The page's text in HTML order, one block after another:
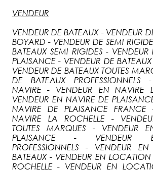
VENDEUR
VENDEUR DE BATEAUX - VENDEUR
BOYARD - VENDEUR DE SEMI
BATEAUX SEMI RIGIDES -
PLAISANCE - VENDEUR DE
VENDEUR DE BATEAUX TOUTES
DE BATEAUX PROFESSIONNELS
NAVIRE - VENDEUR EN NAVIRE
VENDEUR EN NAVIRE DE
NAVIRE DE PLAISANCE FRANCE
NAVIRE LA ROCHELLE -
TOUTES MARQUES - VENDEUR
PLAISANCE - VENDEUR
PROFESSIONNELS - VENDEUR
BATEAUX - VENDEUR EN
ROCHELLE - VENDEUR EN